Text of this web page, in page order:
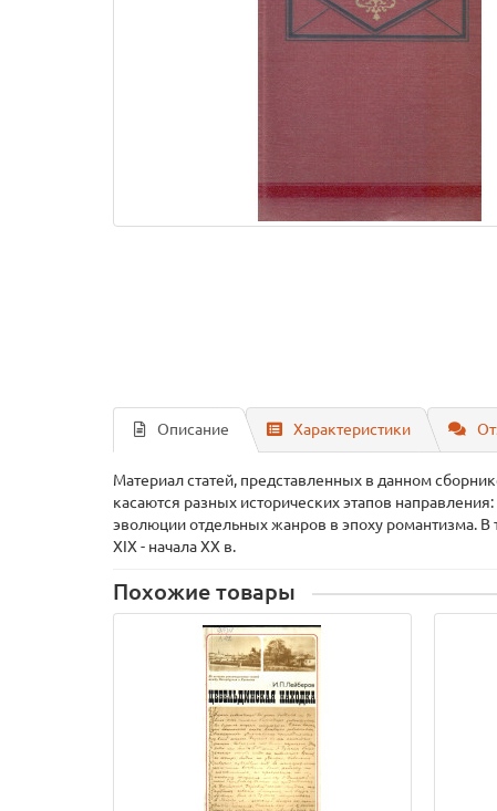
Описание Характеристики
Материал статей, представленных в данном
касаются разных исторических этапов
эволюции отдельных жанров в эпоху романтизма. В
XIX - начала XX в.
Похожие товары